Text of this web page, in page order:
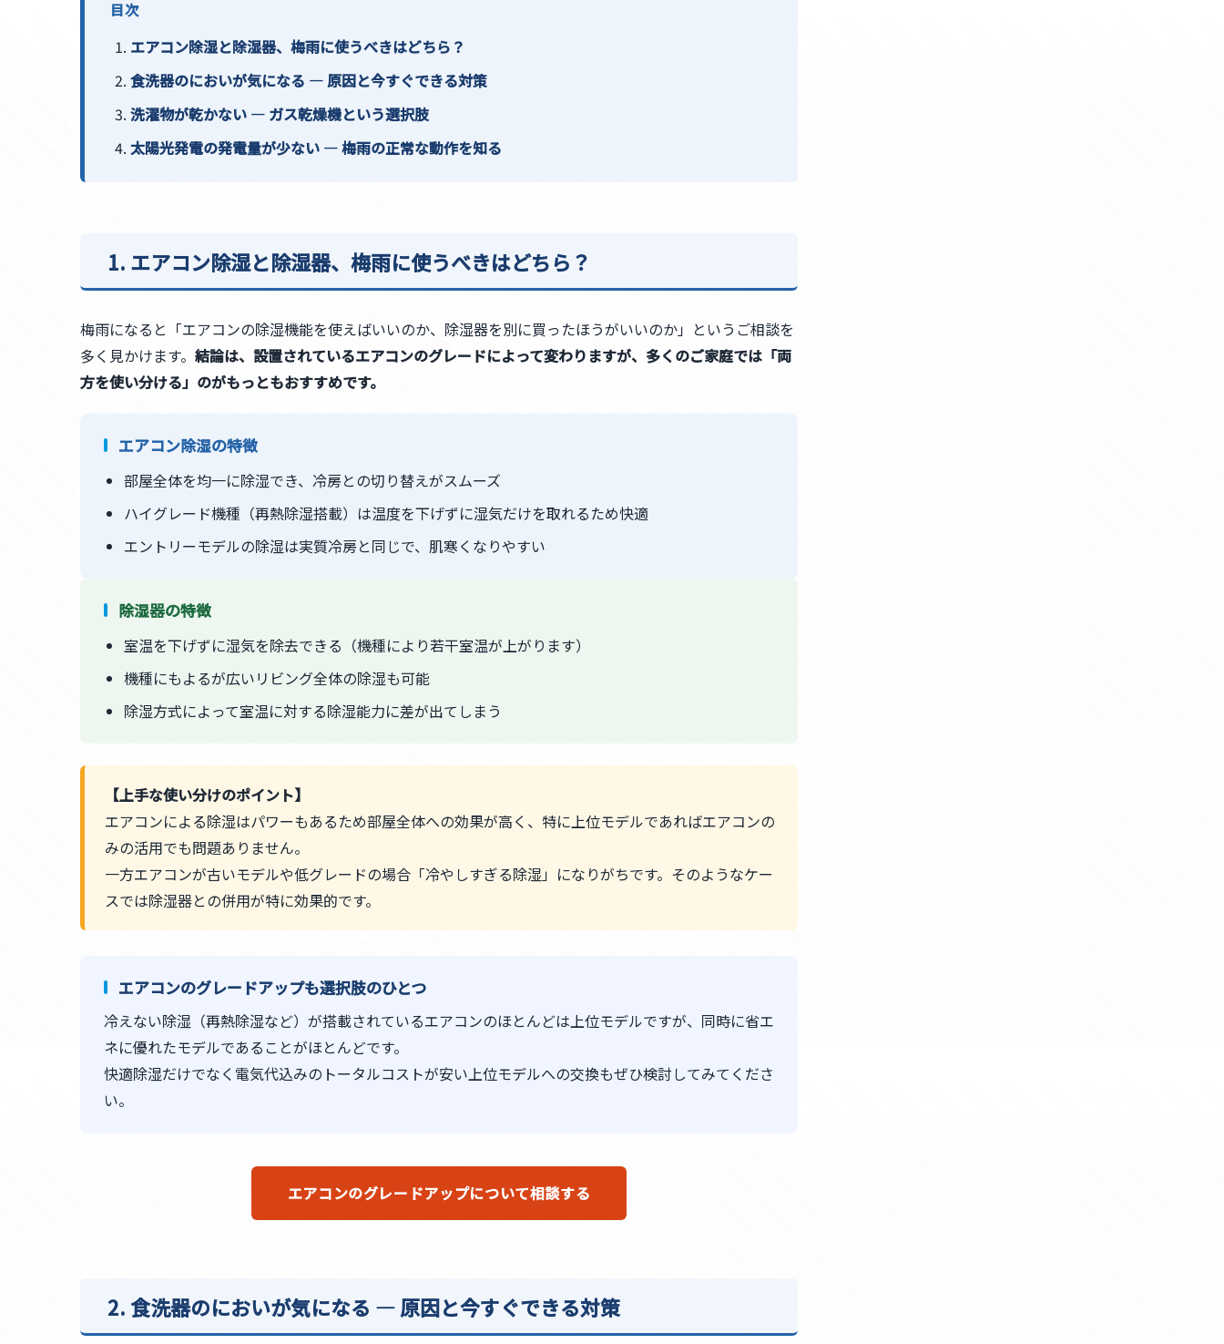
目次
エアコン除湿と除湿器、梅雨に使うべきはどちら？
食洗器のにおいが気になる ― 原因と今すぐできる対策
洗濯物が乾かない ― ガス乾燥機という選択肢
太陽光発電の発電量が少ない ― 梅雨の正常な動作を知る
1. エアコン除湿と除湿器、梅雨に使うべきはどちら？
梅雨になると「エアコンの除湿機能を使えばいいのか、除湿器を別に買ったほうがいいのか」というご相談を
多く見かけます。 結論は、設置されているエアコンのグレードによって変わりますが、多くのご家庭では「両
方を使い分ける」のがもっともおすすめです。
エアコン除湿の特徴
部屋全体を均一に除湿でき、冷房との切り替えがスムーズ
ハイグレード機種（再熱除湿搭載）は温度を下げずに湿気だけを取れるため快適
エントリーモデルの除湿は実質冷房と同じで、肌寒くなりやすい
除湿器の特徴
室温を下げずに湿気を除去できる（機種により若干室温が上がります）
機種にもよるが広いリビング全体の除湿も可能
除湿方式によって室温に対する除湿能力に差が出てしまう
【上手な使い分けのポイント】
エアコンによる除湿はパワーもあるため部屋全体への効果が高く、特に上位モデルであればエアコンの
みの活用でも問題ありません。
一方エアコンが古いモデルや低グレードの場合「冷やしすぎる除湿」になりがちです。そのようなケー
スでは除湿器との併用が特に効果的です。
エアコンのグレードアップも選択肢のひとつ
冷えない除湿（再熱除湿など）が搭載されているエアコンのほとんどは上位モデルですが、同時に省エ
ネに優れたモデルであることがほとんどです。
快適除湿だけでなく電気代込みのトータルコストが安い上位モデルへの交換もぜひ検討してみてくださ
い。
エアコンのグレードアップについて相談する
2. 食洗器のにおいが気になる ― 原因と今すぐできる対策